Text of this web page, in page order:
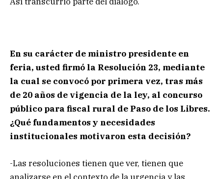
En su carácter de ministro presidente en
feria, usted firmó la Resolución 23, mediante
la cual se convocó por primera vez, tras más
de 20 años de vigencia de la ley, al concurso
público para fiscal rural de Paso de los Libres.
¿Qué fundamentos y necesidades
institucionales motivaron esta decisión?
-Las resoluciones tienen que ver, tienen que
analizarse en el contexto de la urgencia y las